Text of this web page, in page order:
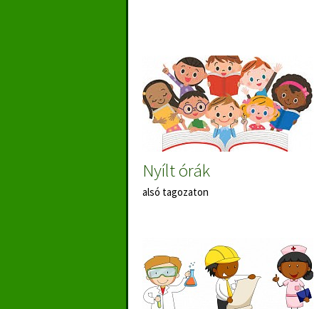
Nyílt órák
alsó tagozaton